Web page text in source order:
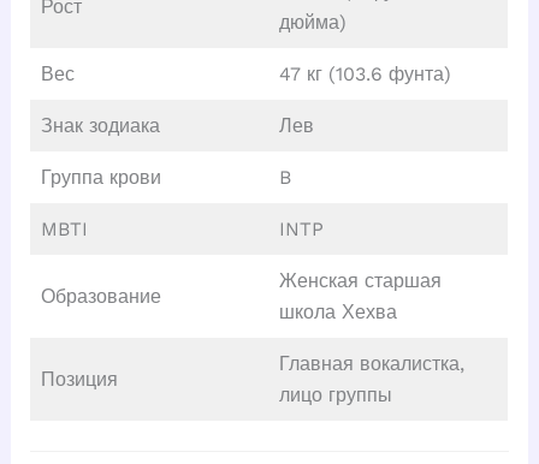
Рост
дюйма)
Вес 47 кг (103.6 фунта)
Знак зодиака Лев
Группа крови B
MBTI INTP
Образование
Женская старшая
школа Хехва
Позиция
Главная вокалистка,
лицо группы